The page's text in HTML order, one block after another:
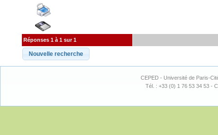
Réponses 1 à 1 sur 1
CEPED - Université de Paris-
Tél. : +33 (0) 1 76 53 34 53 -